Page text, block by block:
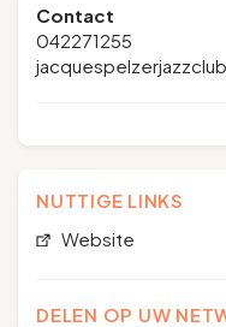
Contact
042271255
NUTTIGE LINKS
Website
DELEN OP UW